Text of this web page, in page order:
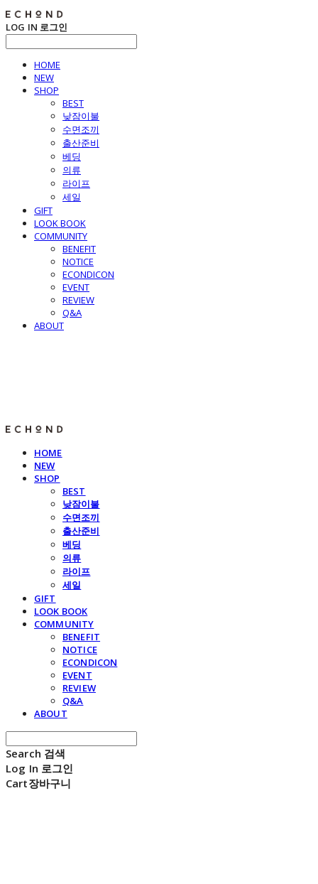
LOG IN 로그인
HOME
NEW
SHOP
BEST
낮잠이불
수면조끼
출산준비
베딩
의류
라이프
세일
GIFT
LOOK BOOK
COMMUNITY
BENEFIT
NOTICE
ECONDICON
EVENT
REVIEW
Q&A
ABOUT
HOME
NEW
SHOP
BEST
낮잠이불
수면조끼
출산준비
베딩
의류
라이프
세일
GIFT
LOOK BOOK
COMMUNITY
BENEFIT
NOTICE
ECONDICON
EVENT
REVIEW
Q&A
ABOUT
Search 검색
Log In 로그인
Cart장바구니